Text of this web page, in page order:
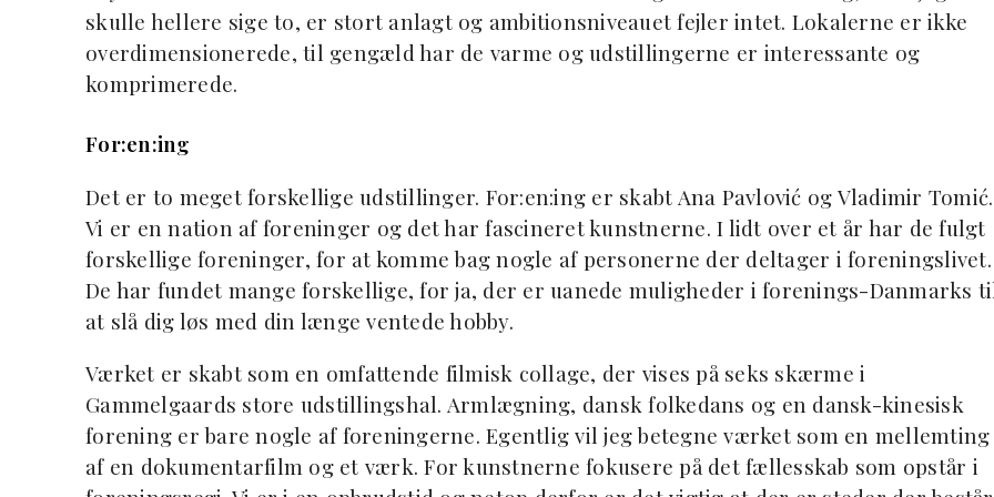
skulle hellere sige to, er stort anlagt og ambitionsniveauet fejler intet. Lokalerne er ikke
overdimensionerede, til gengæld har de varme og udstillingerne er interessante og
komprimerede.
For:en:ing
Det er to meget forskellige udstillinger. For:en:ing er skabt Ana Pavlović og Vladimir Tomić.
Vi er en nation af foreninger og det har fascineret kunstnerne. I lidt over et år har de fulgt
forskellige foreninger, for at komme bag nogle af personerne der deltager i foreningslivet.
De har fundet mange forskellige, for ja, der er uanede muligheder i forenings-Danmarks
at slå dig løs med din længe ventede hobby.
Værket er skabt som en omfattende filmisk collage, der vises på seks skærme i
Gammelgaards store udstillingshal. Armlægning, dansk folkedans og en dansk-kinesisk
forening er bare nogle af foreningerne. Egentlig vil jeg betegne værket som en mellemting
af en dokumentarfilm og et værk. For kunstnerne fokusere på det fællesskab som opstår i